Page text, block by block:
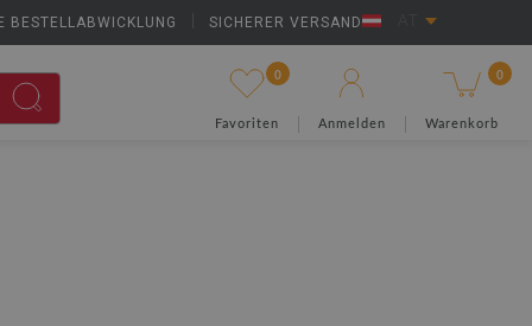
BESTELLABWICKLUNG SICHERER VERSAND
0
Favoriten Anmelden
0
Warenkorb